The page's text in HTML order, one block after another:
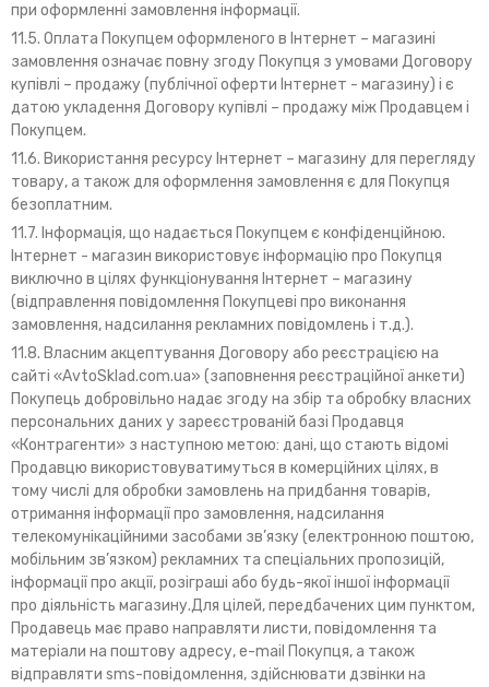
при оформленні замовлення інформації.
11.5. Оплата Покупцем оформленого в Інтернет – магазині
замовлення означає повну згоду Покупця з умовами Договору
купівлі – продажу (публічної оферти Інтернет - магазину) і є
датою укладення Договору купівлі – продажу між Продавцем і
Покупцем.
11.6. Використання ресурсу Інтернет – магазину для перегляду
товару, а також для оформлення замовлення є для Покупця
безоплатним.
11.7. Інформація, що надається Покупцем є конфіденційною.
Інтернет - магазин використовує інформацію про Покупця
виключно в цілях функціонування Інтернет – магазину
(відправлення повідомлення Покупцеві про виконання
замовлення, надсилання рекламних повідомлень і т.д.).
11.8. Власним акцептування Договору або реєстрацією на
сайті «AvtoSklad.com.ua» (заповнення реєстраційної анкети)
Покупець добровільно надає згоду на збір та обробку власних
персональних даних у зареєстрованій базі Продавця
«Контрагенти» з наступною метою: дані, що стають відомі
Продавцю використовуватимуться в комерційних цілях, в
тому числі для обробки замовлень на придбання товарів,
отримання інформації про замовлення, надсилання
телекомунікаційними засобами зв’язку (електронною поштою,
мобільним зв’язком) рекламних та спеціальних пропозицій,
інформації про акції, розіграші або будь-якої іншої інформації
про діяльність магазину.Для цілей, передбачених цим пунктом,
Продавець має право направляти листи, повідомлення та
матеріали на поштову адресу, e-mail Покупця, а також
відправляти sms-повідомлення, здійснювати дзвінки на